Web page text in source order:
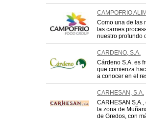
CAMPOFRIO
Como una de las
las carnes
nuestro profundo
CARDENO, S.A.
Cárdeno S.A. es
que comienza
a conocer en el
CARHESAN, S.A.
CARHESAN
la zona de
de Gredos, con